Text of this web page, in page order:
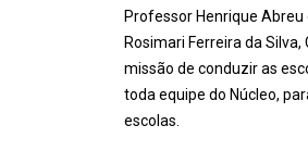
Professor Henrique
Rosimari Ferreira da
missão de conduzir as
toda equipe do Núcleo,
escolas.